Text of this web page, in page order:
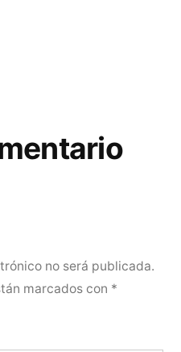
no será publicada.
marcados con *